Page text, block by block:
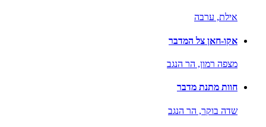
אילת, ערבה
אקו-חאן צל המדבר
מצפה רמון, הר הנגב
חוות מתנת מדבר
שדה בוקר, הר הנגב